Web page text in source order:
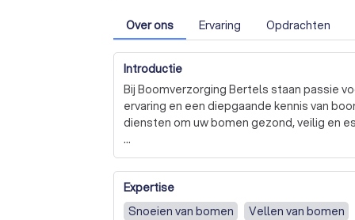
Over ons Ervaring Opdrachten
Introductie
Bij Boomverzorging Bertels staan passie
ervaring en een diepgaande kennis van
diensten om uw bomen gezond, veilig en
Bij Boomverzorging Bertels geloven we in
werken we met moderne technieken en
milieu te minimaliseren. Onze
ook in complexe situaties zoals bomen
Expertise
Snoeien van bomen
Vellen van bomen